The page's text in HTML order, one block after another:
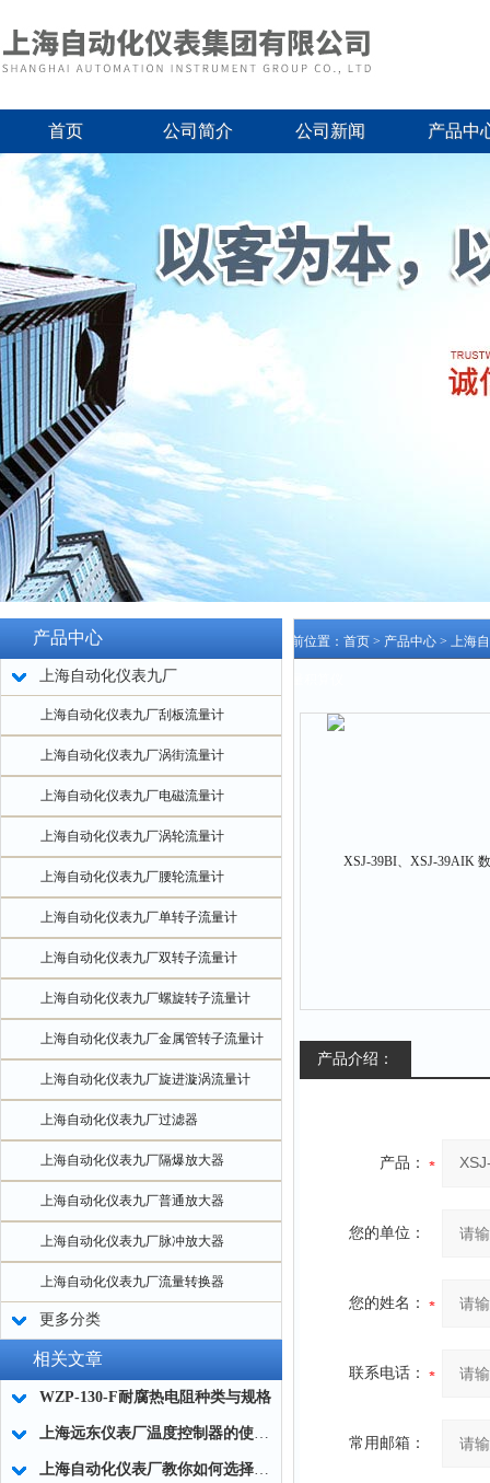
首页 公司简介 公司新闻 产品中
产品中心
上海自动化仪表九厂
上海自动化仪表九厂刮板流量计
上海自动化仪表九厂涡街流量计
上海自动化仪表九厂电磁流量计
上海自动化仪表九厂涡轮流量计
上海自动化仪表九厂腰轮流量计
上海自动化仪表九厂单转子流量计
上海自动化仪表九厂双转子流量计
上海自动化仪表九厂螺旋转子流量计
上海自动化仪表九厂金属管转子流量计
上海自动化仪表九厂旋进漩涡流量计
上海自动化仪表九厂过滤器
上海自动化仪表九厂隔爆放大器
上海自动化仪表九厂普通放大器
上海自动化仪表九厂脉冲放大器
上海自动化仪表九厂流量转换器
更多分类
相关文章
WZP-130-F耐腐热电阻种类与规格
上海远东仪表厂温度控制器的使用和保养
上海自动化仪表厂教你如何选择耐磨热电偶
当前位置： 首页 > 产品中心 > 上海
产品介绍：
产品：
您的单位：
您的姓名：
联系电话：
常用邮箱：